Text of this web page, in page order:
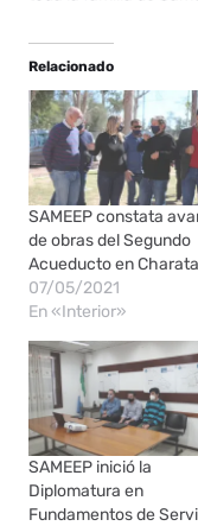
Relacionado
SAMEEP constata
de obras del Segundo
Acueducto en Charata
07/05/2021
En «Interior»
SAMEEP inició la
Diplomatura en
Fundamentos de